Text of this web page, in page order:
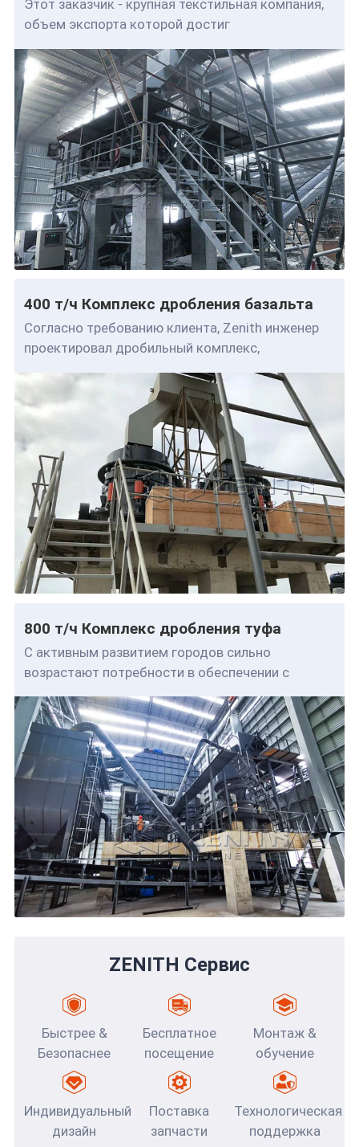
Этот заказчик - крупная текстильная компания,
объем экспорта которой достиг
400 т/ч Комплекс дробления базальта
Согласно требованию клиента, Zenith инженер
проектировал дробильный комплекс,
800 т/ч Комплекс дробления туфа
С активным развитием городов сильно
возрастают потребности в обеспечении с
ZENITH Сервис
Быстрее &
Безопаснее
Бесплатное
посещение
Монтаж &
обучение
Индивидуальный
дизайн
Поставка
запчасти
Технологическая
поддержка